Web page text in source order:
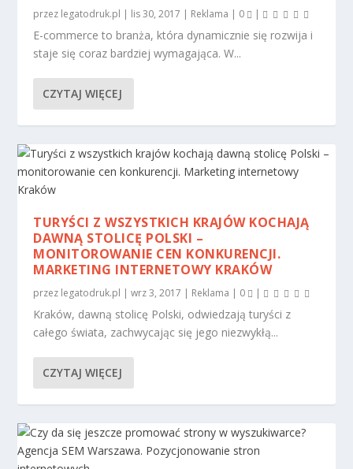
przez legatodruk.pl | lis 30, 2017 | Reklama | 0 |
E-commerce to branża, która dynamicznie się rozwija i
staje się coraz bardziej wymagająca. W...
CZYTAJ WIĘCEJ
TURYŚCI Z WSZYSTKICH KRAJÓW KOCHAJĄ
DAWNĄ STOLICĘ POLSKI –
MONITOROWANIE CEN KONKURENCJI.
MARKETING INTERNETOWY KRAKÓW
przez legatodruk.pl |wrz 3, 2017 | Reklama | 0 |
Kraków, dawną stolicę Polski, odwiedzają turyści z
całego świata, zachwycając się jego niezwykłą...
CZYTAJ WIĘCEJ